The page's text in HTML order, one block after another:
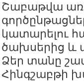
Շաբաթվա
կատարելու
ծախսերից և
Ձեր տանը
Հինգշաբթի